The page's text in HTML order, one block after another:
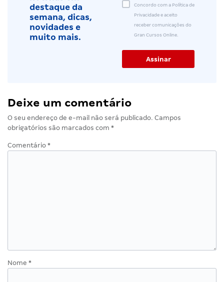
destaque da
semana, dicas,
novidades e
muito mais.
Concordo com a Política de
Privacidade e aceito
receber comunicações do
Gran Cursos Online.
Deixe um comentário
O seu endereço de e-mail não será publicado. Campos
obrigatórios são marcados com *
Comentário *
Nome *